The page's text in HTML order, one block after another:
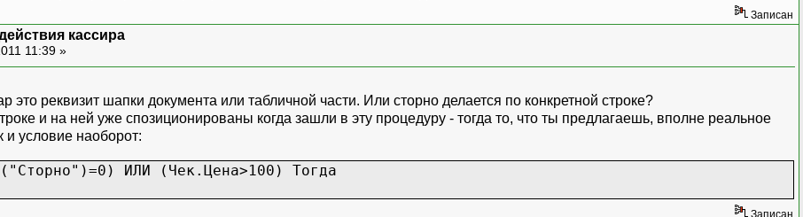
Тогда
Тогда
Записан
кассира
11:39 »
это реквизит шапки документа или табличной части. Или сторно делается по конкретной строке?
и на ней уже спозиционированы когда зашли в эту процедуру - тогда то, что ты предлагаешь, вполне реальное
и условие наоборот:
ИЛИ (Чек.Цена>100) Тогда
Записан